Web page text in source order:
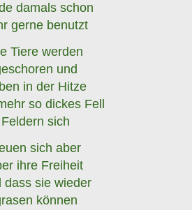
damals schon
gerne benutzt
Tiere werden
und
in der Hitze
so dickes Fell
Feldern sich
sich aber
ihre Freiheit
dass sie wieder
können